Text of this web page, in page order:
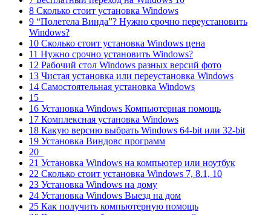
8 Сколько стоит установка Windows
9 “Полетела Винда”? Нужно срочно переустановить
Windows?
10 Сколько стоит установка Windows цена
11 Нужно срочно установить Windows?
12 Рабочий стол Windows разных версий фото
13 Чистая установка или переустановка Windows
14 Самостоятельная установка Windows
15
16 Установка Windows Компьютерная помощь
17 Комплексная установка Windows
18 Какую версию выбрать Windows 64-bit или 32-bit
19 Установка Виндовс программ
20
21 Установка Windows на компьютер или ноутбук
22 Сколько стоит установка Windows 7, 8.1, 10
23 Установка Windows на дому
24 Установка Windows Выезд на дом
25 Как получить компьютерную помощь